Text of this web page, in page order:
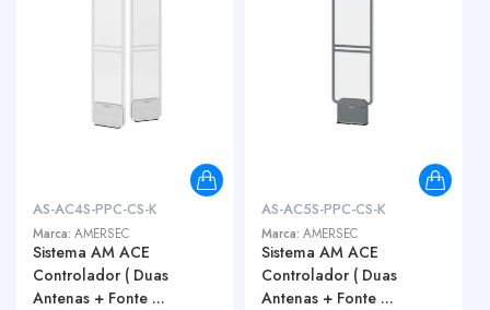
AS-AC4S-PPC-CS-K
Marca: AMERSEC
Sistema AM ACE
Controlador ( Duas
Antenas + Fonte ...
AS-AC5S-PPC-CS-K
Marca: AMERSEC
Sistema AM ACE
Controlador ( Duas
Antenas + Fonte ...